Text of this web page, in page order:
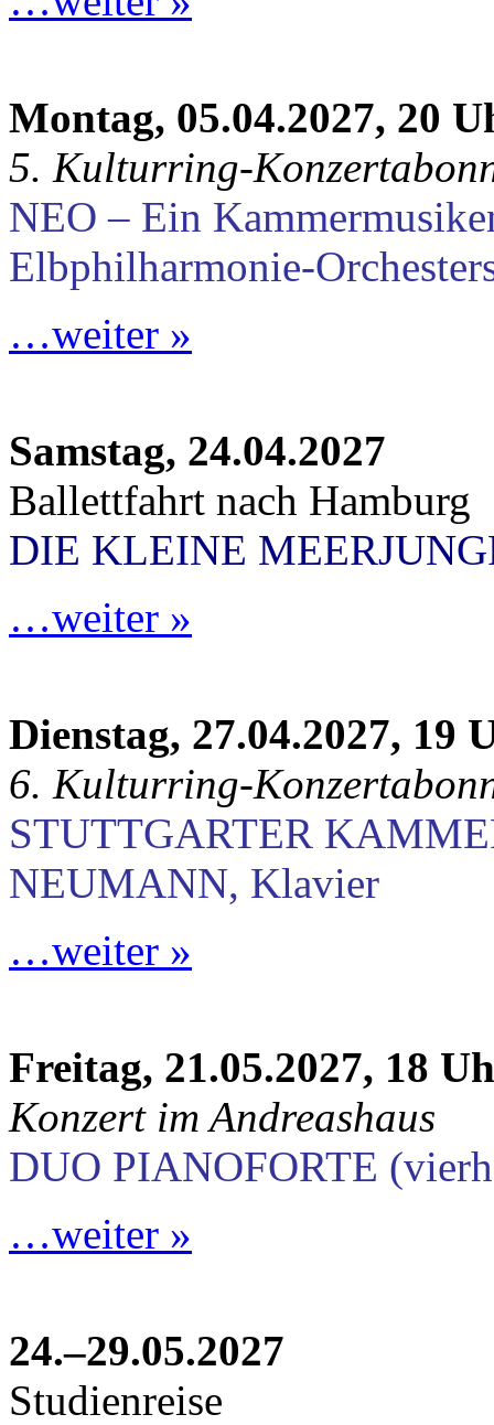
Montag, 05.04.2027, 20
5. Kulturring-
NEO – Ein
Elbphilharmonie-
…weiter »
Samstag, 24.04.2027
Ballettfahrt nach Hamburg
DIE KLEINE
…weiter »
Dienstag, 27.04.2027, 19
6. Kulturring-
STUTTGARTER
NEUMANN, Klavier
…weiter »
Freitag, 21.05.2027, 18
Konzert im Andreashaus
DUO PIANOFORTE
…weiter »
24.–29.05.2027
Studienreise